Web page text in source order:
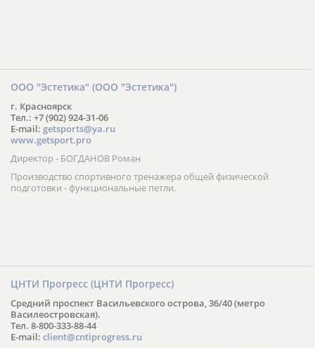
ООО "Эстетика" (ООО "Эстетика")
г. Красноярск
Тел.: +7 (902) 924-31-06
E-mail: getsports@ya.ru
www.getsport.pro
Директор - БОГДАНОВ Роман
Производство спортивного тренажера общей физической
подготовки - функциональные петли.
ЦНТИ Прогресс (ЦНТИ Прогресс)
Средний проспект Васильевского острова, 36/40 (метро
Василеостровская).
Тел. 8-800-333-88-44
E-mail: client@cntiprogress.ru